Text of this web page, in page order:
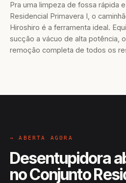
Pra uma limpeza de fossa rápida
Residencial Primavera I, o
Hiroshiro é a ferramenta ideal.
sucção a vácuo de alta potência,
remoção completa de todos os
→ ABERTA AGORA
Desentupidora
no Conjunto